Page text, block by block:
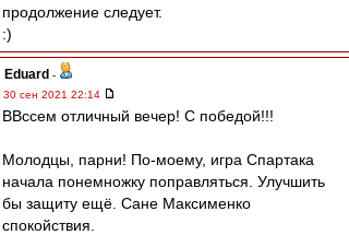
продолжение следует.
:)
Eduard -
30 сен 2021 22:14
ВВссем отличный вечер! С победой!!!
Молодцы, парни! По-моему, игра Спартака
начала понемножку поправляться. Улучшить
бы защиту ещё. Сане Максименко
спокойствия.